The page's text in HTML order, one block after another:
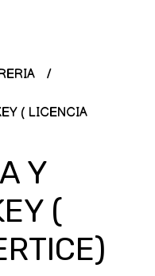
( LICENCIA
Y
(